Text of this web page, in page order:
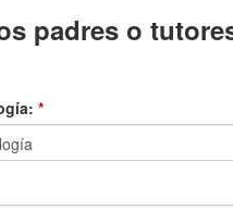
padres o
*